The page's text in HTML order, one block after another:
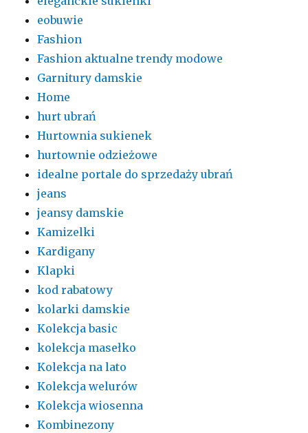
eobuwie
Fashion
Fashion aktualne trendy modowe
Garnitury damskie
Home
hurt ubrań
Hurtownia sukienek
hurtownie odzieżowe
idealne portale do sprzedaży ubrań
jeans
jeansy damskie
Kamizelki
Kardigany
Klapki
kod rabatowy
kolarki damskie
Kolekcja basic
kolekcja masełko
Kolekcja na lato
Kolekcja welurów
Kolekcja wiosenna
Kombinezony